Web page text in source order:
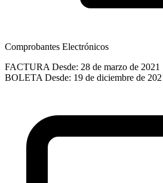
Comprobantes Electrónicos
FACTURA Desde: 28 de marzo de 2021
BOLETA Desde: 19 de diciembre de